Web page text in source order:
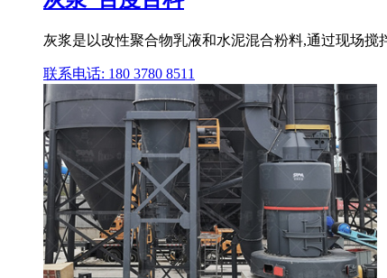
灰浆是以改性聚合物乳液和水泥混合粉料,通过现场
联系电话: 180 3780 8511